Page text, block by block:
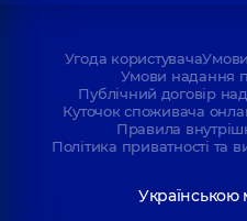
Угода користувача
Умови надання
Публічний договір
Куточок споживача
Правила
Політика приватності та